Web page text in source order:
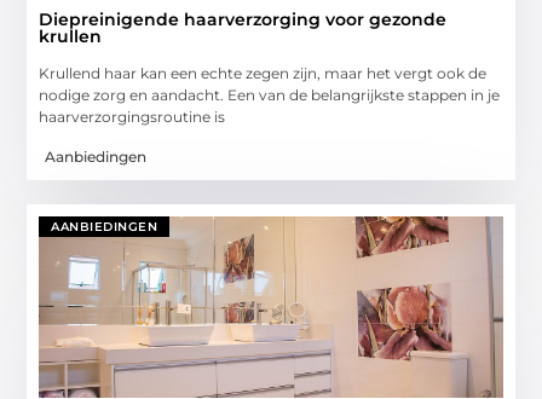
Diepreinigende haarverzorging voor gezonde
krullen
Krullend haar kan een echte zegen zijn, maar het vergt ook de
nodige zorg en aandacht. Een van de belangrijkste stappen in je
haarverzorgingsroutine is
Aanbiedingen
AANBIEDINGEN